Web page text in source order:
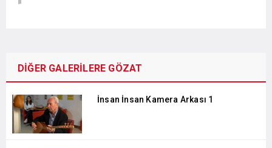
DİĞER GALERİLERE GÖZAT
İnsan İnsan Kamera Arkası 1